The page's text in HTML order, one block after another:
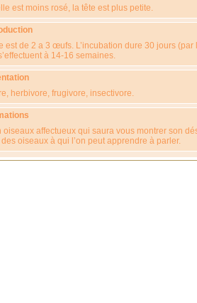
est moins rosé, la tête est plus petite.
est de 2 a 3 œufs. L’incubation dure 30 jours (par
à 14-16 semaines.
herbivore, frugivore, insectivore.
oiseaux affectueux qui saura vous montrer son
oiseaux à qui l’on peut apprendre à parler.